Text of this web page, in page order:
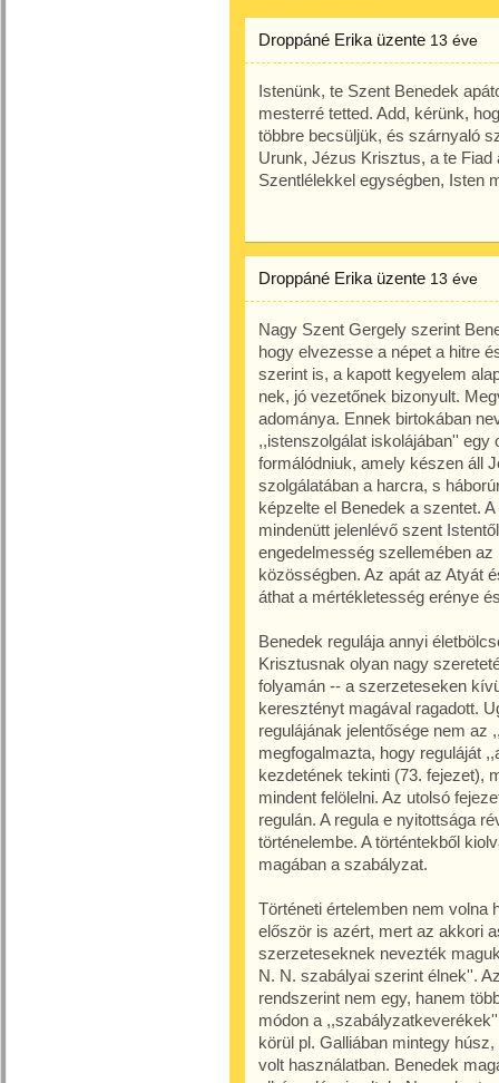
Droppáné Erika üzente 13 éve
Istenünk, te Szent Benedek
mesterré tetted. Add, kérünk,
többre becsüljük, és szárnyaló
Urunk, Jézus Krisztus, a te
Szentlélekkel egységben, Isten
Droppáné Erika üzente 13 éve
Nagy Szent Gergely szerint
hogy elvezesse a népet a hitre
szerint is, a kapott kegyelem
nek, jó vezetőnek bizonyult.
adománya. Ennek birtokában
,,istenszolgálat iskolájában''
formálódniuk, amely készen áll
szolgálatában a harcra, s
képzelte el Benedek a szentet.
mindenütt jelenlévő szent
engedelmesség szellemében
közösségben. Az apát az Atyát
áthat a mértékletesség erénye
Benedek regulája annyi
Krisztusnak olyan nagy
folyamán -- a szerzeteseken
keresztényt magával ragadott.
regulájának jelentősége nem az
megfogalmazta, hogy reguláját
kezdetének tekinti (73. fejezet),
mindent felölelni. Az utolsó
regulán. A regula e nyitottsága
történelembe. A történtekből
magában a szabályzat.
Történeti értelemben nem volna
először is azért, mert az akkori
szerzeteseknek nevezték
N. N. szabályai szerint élnek''.
rendszerint nem egy, hanem
módon a
körül pl. Galliában mintegy
volt használatban. Benedek